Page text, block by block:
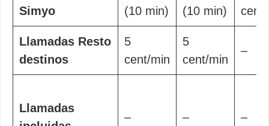
Simyo
(10 min)
(10 min)
Llamadas Resto
destinos
5
cent/min
5
cent/min
–
Llamadas
– – –